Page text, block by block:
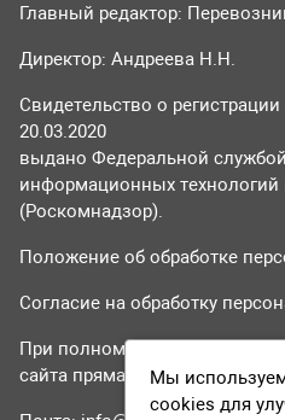
Главный редактор:
Директор: Андреева Н.Н.
Свидетельство о
20.03.2020
выдано Федеральной
информационных
(Роскомнадзор).
Положение об обработке
Согласие на обработку
При полном или частичном
сайта прямая гиперссылка на
Мы
cookies для